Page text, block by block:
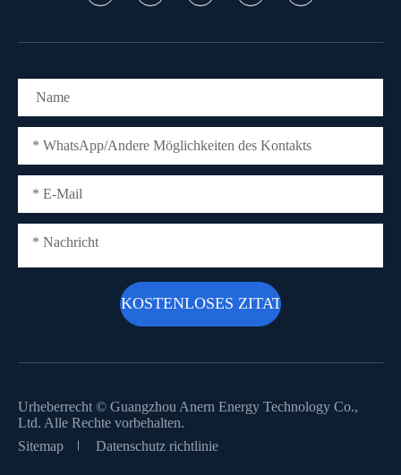
Urheberrecht © Guangzhou Anern Energy Technology Co.,
Ltd. Alle Rechte vorbehalten.
Sitemap
Datenschutz richtlinie